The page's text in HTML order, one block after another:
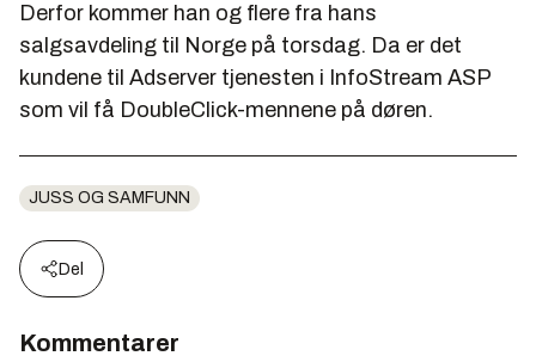
Derfor kommer han og flere fra hans
salgsavdeling til Norge på torsdag. Da er det
kundene til Adserver tjenesten i InfoStream ASP
som vil få DoubleClick-mennene på døren.
JUSS OG SAMFUNN
Del
Kommentarer